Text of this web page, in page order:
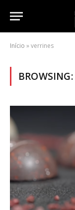
Início »verrines
BROWSING: